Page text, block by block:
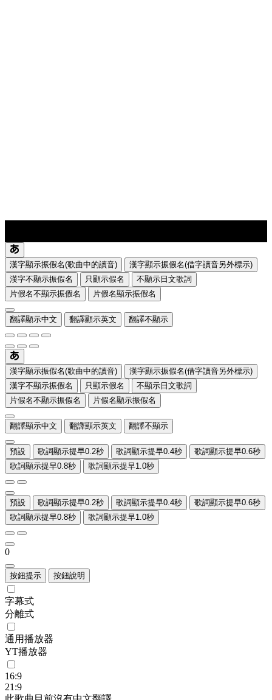
漢字顯示振假名(歌曲中的讀音)
漢字顯示振假名(借字讀音另外標示)
漢字不顯示振假名
只顯示假名
不顯示日文歌詞
片假名不顯示振假名
片假名顯示振假名
翻譯顯示中文 翻譯顯示英文 翻譯不顯示
漢字顯示振假名(歌曲中的讀音)
漢字顯示振假名(借字讀音另外標示)
漢字不顯示振假名
只顯示假名
不顯示日文歌詞
片假名不顯示振假名
片假名顯示振假名
翻譯顯示中文 翻譯顯示英文 翻譯不顯示
預設 歌詞顯示提早0.2秒 歌詞顯示提早0.4秒
歌詞顯示提早0.6秒
歌詞顯示提早0.8秒
歌詞顯示提早1.0秒
預設 歌詞顯示提早0.2秒 歌詞顯示提早0.4秒
歌詞顯示提早0.6秒
歌詞顯示提早0.8秒
歌詞顯示提早1.0秒
0
按鈕提示 按鈕說明
字幕式
分離式
通用播放器
YT播放器
16:9
21:9